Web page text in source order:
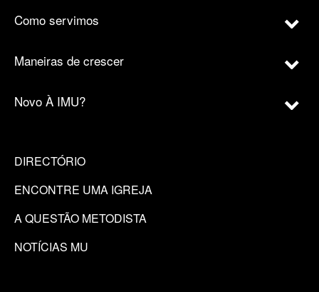
Como servimos
Maneiras de crescer
Novo À IMU?
DIRECTÓRIO
ENCONTRE UMA IGREJA
A QUESTÃO METODISTA
NOTÍCIAS MU